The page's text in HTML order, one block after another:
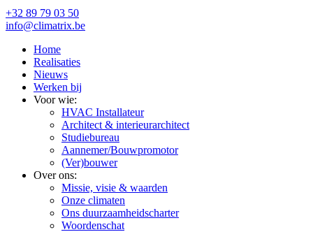
+32 89 79 03 50
info@climatrix.be
Home
Realisaties
Nieuws
Werken bij
Voor wie:
HVAC Installateur
Architect & interieurarchitect
Studiebureau
Aannemer/Bouwpromotor
(Ver)bouwer
Over ons:
Missie, visie & waarden
Onze climaten
Ons duurzaamheidscharter
Woordenschat